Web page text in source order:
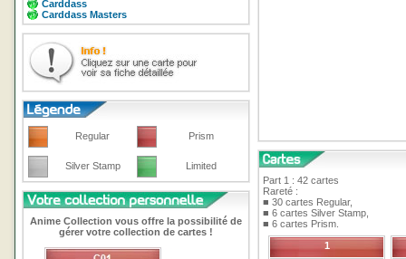
Carddass
Carddass Masters
Regular Prism
Silver Stamp Limited
Anime Collection vous offre la possibilité de
gérer votre collection de cartes !
Part 1 : 42 cartes
Rareté :
■ 30 cartes Regular,
■ 6 cartes Silver Stamp,
■ 6 cartes Prism.
1